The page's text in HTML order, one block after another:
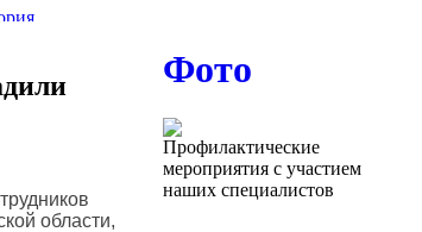
области,
Фото
Профилактические
мероприятия с участием
наших специалистов